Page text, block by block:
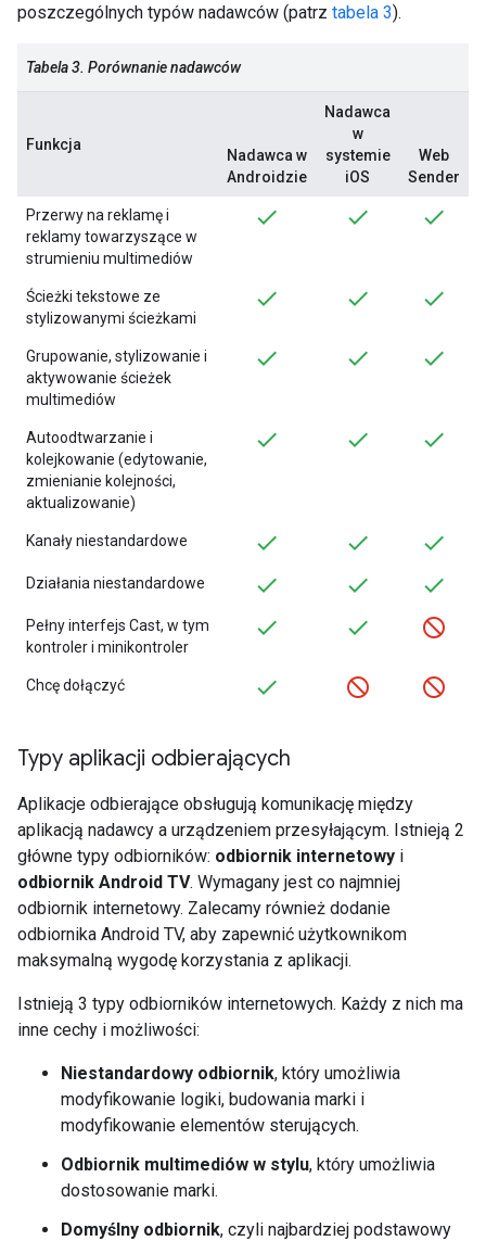
poszczególnych typów nadawców (patrz tabela 3).
Tabela 3. Porównanie nadawców
Funkcja
Nadawca w
Androidzie
Nadawca
w
systemie
iOS
Web
Sender
Przerwy na reklamę i
reklamy towarzyszące w
strumieniu multimediów
Ścieżki tekstowe ze
stylizowanymi ścieżkami
Grupowanie, stylizowanie i
aktywowanie ścieżek
multimediów
Autoodtwarzanie i
kolejkowanie (edytowanie,
zmienianie kolejności,
aktualizowanie)
Kanały niestandardowe
Działania niestandardowe
Pełny interfejs Cast, w tym
kontroler i minikontroler
Chcę dołączyć
Typy aplikacji odbierających
Aplikacje odbierające obsługują komunikację między
aplikacją nadawcy a urządzeniem przesyłającym. Istnieją 2
główne typy odbiorników: odbiornik internetowy i
odbiornik Android TV. Wymagany jest co najmniej
odbiornik internetowy. Zalecamy również dodanie
odbiornika Android TV, aby zapewnić użytkownikom
maksymalną wygodę korzystania z aplikacji.
Istnieją 3 typy odbiorników internetowych. Każdy z nich ma
inne cechy i możliwości:
Niestandardowy odbiornik, który umożliwia
modyfikowanie logiki, budowania marki i
modyfikowanie elementów sterujących.
Odbiornik multimediów w stylu, który umożliwia
dostosowanie marki.
Domyślny odbiornik, czyli najbardziej podstawowy